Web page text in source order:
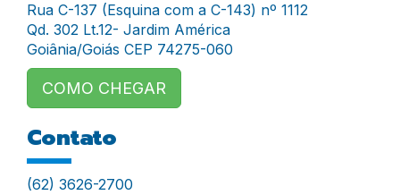
Rua C-137 (Esquina com a C-143) nº 1112
Qd. 302 Lt.12- Jardim América
Goiânia/Goiás CEP 74275-060
COMO CHEGAR
Contato
(62) 3626-2700